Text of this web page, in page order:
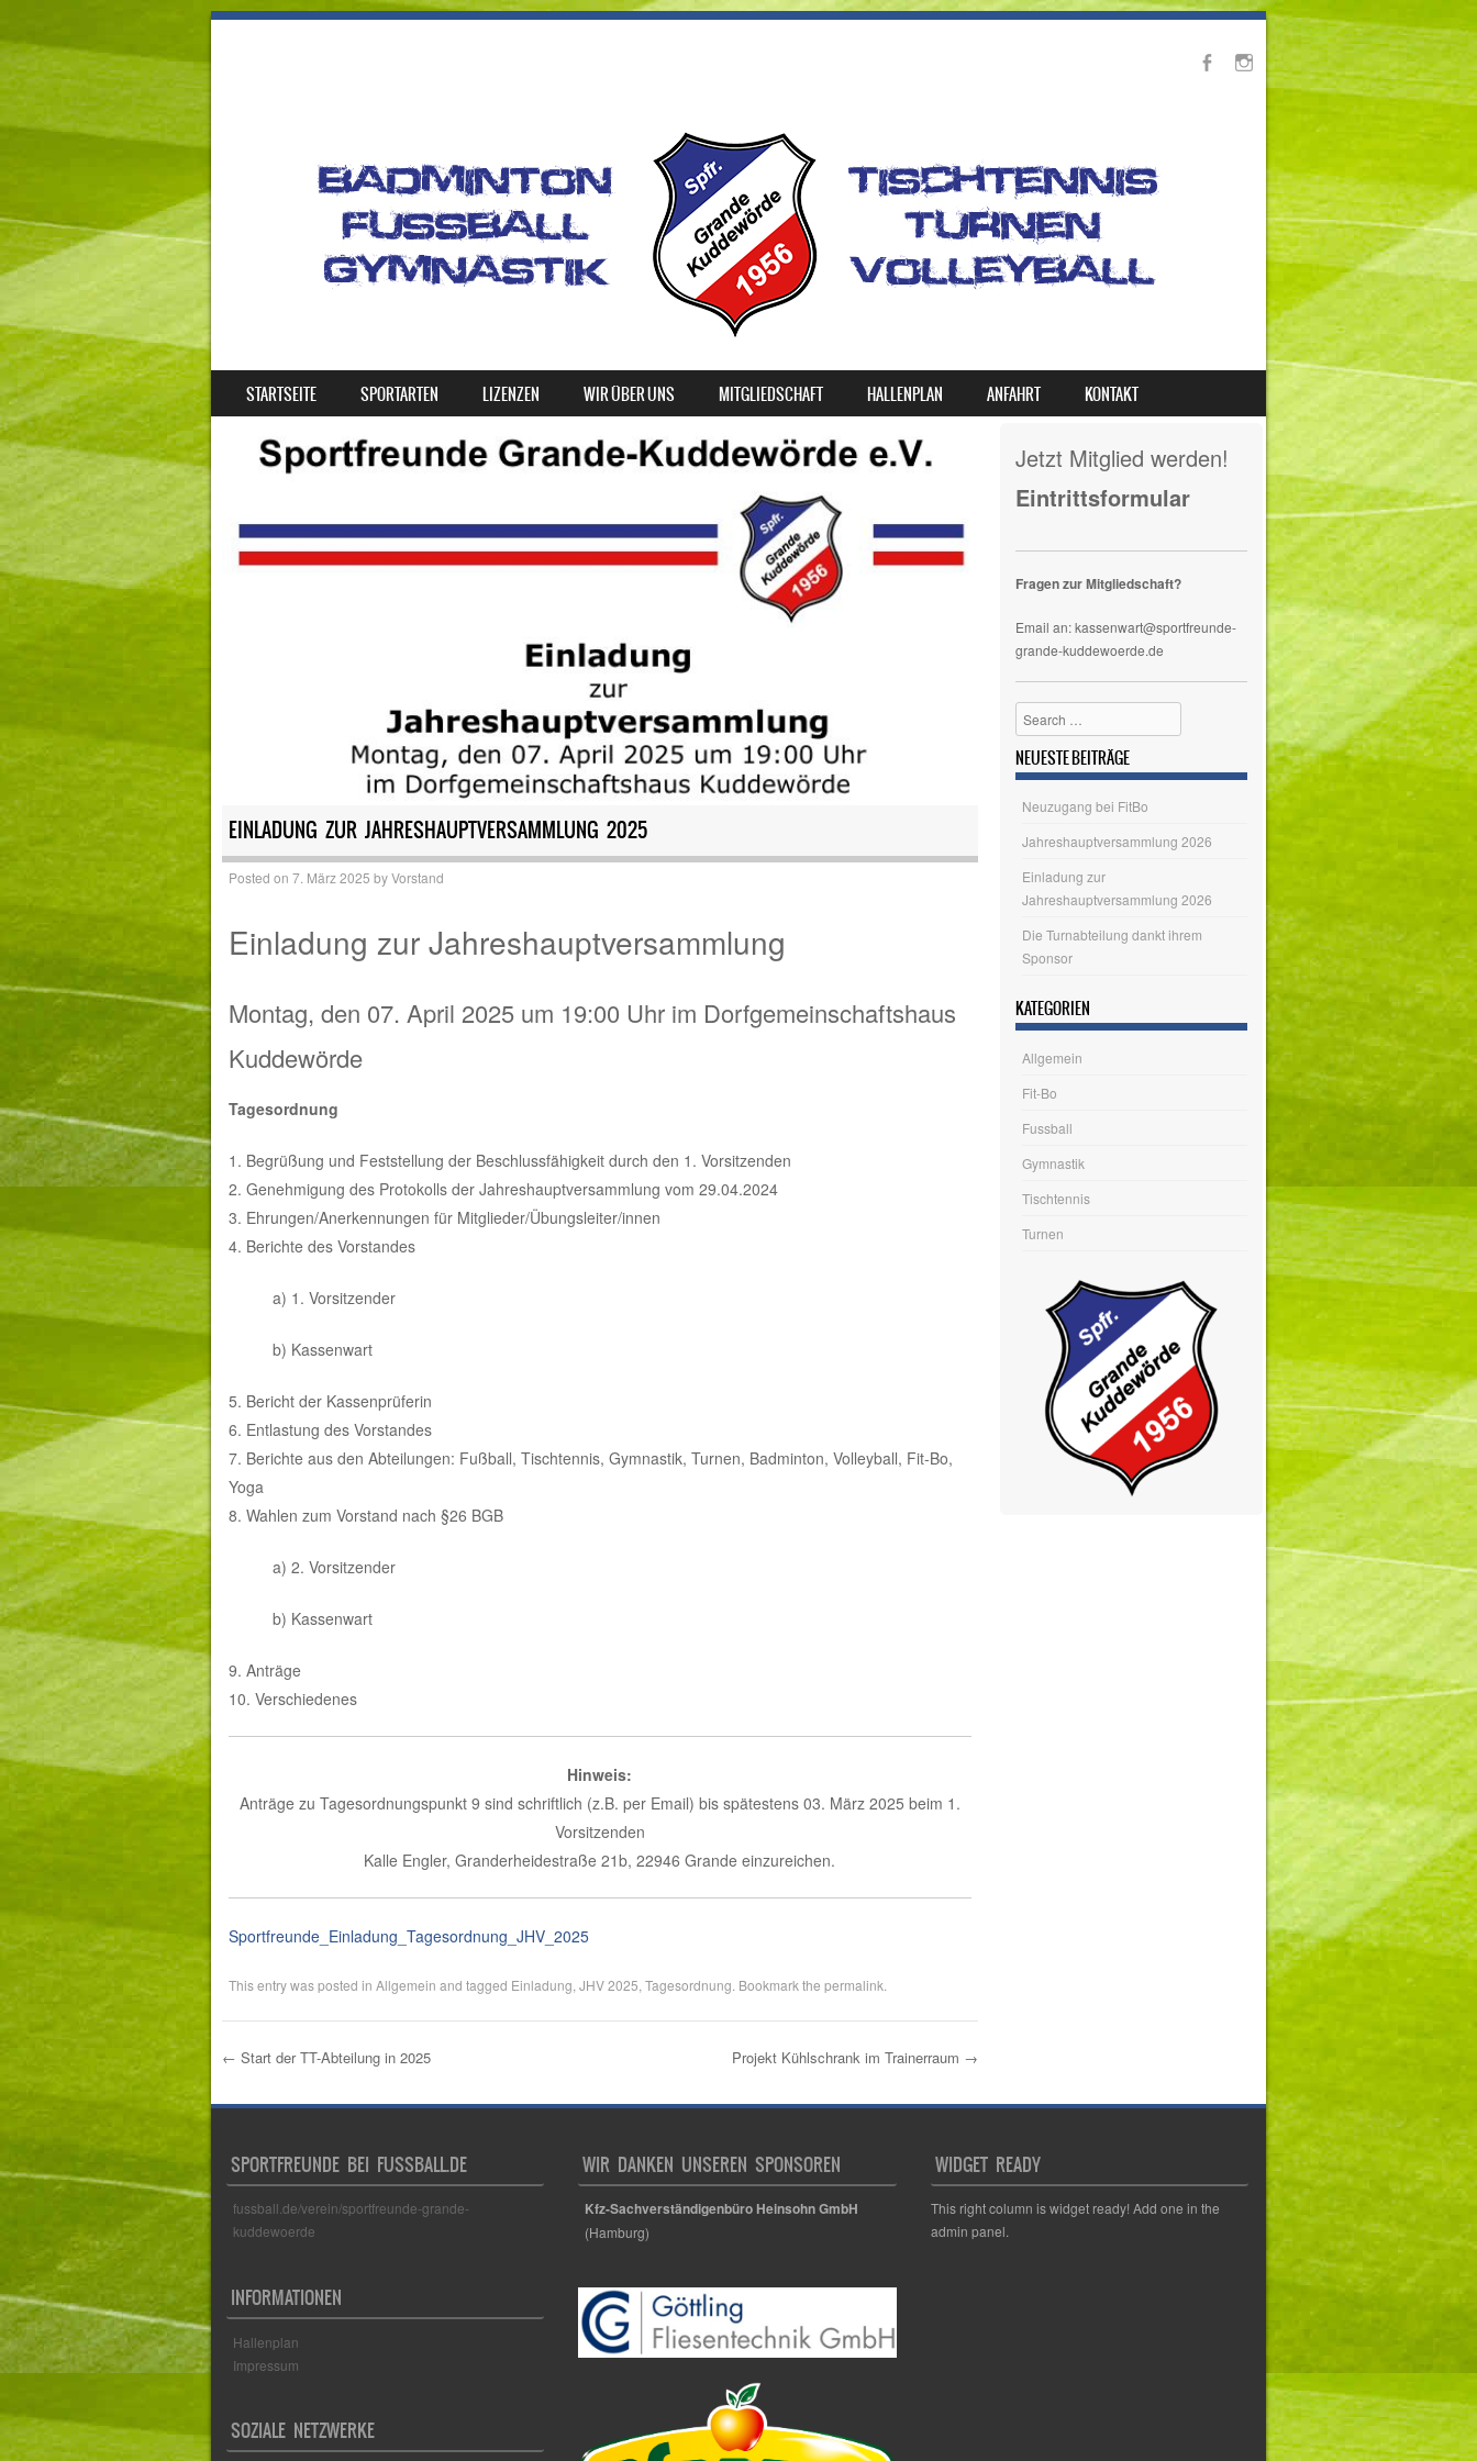
MENU
SKIP TO CONTENT
STARTSEITE SPORTARTEN LIZENZEN WIR ÜBER UNS MITGLIEDSCHAFT HALLENPLAN ANFAHRT KONTAKT
EINLADUNG ZUR JAHRESHAUPTVERSAMMLUNG 2025
Posted on 7. März 2025 byVorstand
Einladung zur Jahreshauptversammlung
Montag, den 07. April 2025 um 19:00 Uhr im Dorfgemeinschaftshaus
Kuddewörde
Tagesordnung
1. Begrüßung und Feststellung der Beschlussfähigkeit durch den 1. Vorsitzenden
2. Genehmigung des Protokolls der Jahreshauptversammlung vom 29.04.2024
3. Ehrungen/Anerkennungen für Mitglieder/Übungsleiter/innen
4. Berichte des Vorstandes
a) 1. Vorsitzender
b) Kassenwart
5. Bericht der Kassenprüferin
6. Entlastung des Vorstandes
7. Berichte aus den Abteilungen: Fußball, Tischtennis, Gymnastik, Turnen, Badminton, Volleyball, Fit-Bo,
Yoga
8. Wahlen zum Vorstand nach §26 BGB
a) 2. Vorsitzender
b) Kassenwart
9. Anträge
10. Verschiedenes
Hinweis:
Anträge zu Tagesordnungspunkt 9 sind schriftlich (z.B. per Email) bis spätestens 03. März 2025 beim 1.
Vorsitzenden
Kalle Engler, Granderheidestraße 21b, 22946 Grande einzureichen.
Sportfreunde_Einladung_Tagesordnung_JHV_2025
This entry was posted in Allgemein and tagged Einladung,JHV 2025,Tagesordnung. Bookmark the permalink.
Post navigation
← Start der TT-Abteilung in 2025 Projekt Kühlschrank im Trainerraum →
Jetzt Mitglied werden!
Eintrittsformular
Fragen zur Mitgliedschaft?
Email an: kassenwart@sportfreunde-
grande-kuddewoerde.de
Search
NEUESTE BEITRÄGE
Neuzugang bei FitBo
Jahreshauptversammlung 2026
Einladung zur
Jahreshauptversammlung 2026
Die Turnabteilung dankt ihrem
Sponsor
KATEGORIEN
Allgemein
Fit-Bo
Fussball
Gymnastik
Tischtennis
Turnen
SPORTFREUNDE BEI FUSSBALL.DE
fussball.de/verein/sportfreunde-grande-
kuddewoerde
INFORMATIONEN
Hallenplan
Impressum
SOZIALE NETZWERKE
WIR DANKEN UNSEREN SPONSOREN
Kfz-Sachverständigenbüro Heinsohn GmbH
(Hamburg)
WIDGET READY
This right column is widget ready! Add one in the
admin panel.